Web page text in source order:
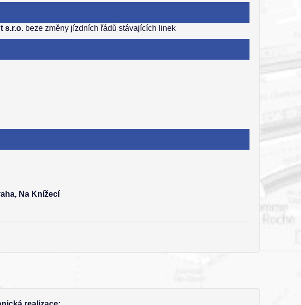
s.r.o. beze změny jízdních řádů stávajících linek
Na Knížecí